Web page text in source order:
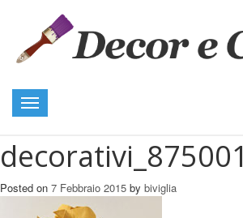
Toggle
navigation
decorativi_875001
Posted on 7 Febbraio 2015 by biviglia